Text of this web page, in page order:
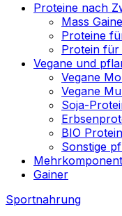
Proteine nach
Mass
Proteine
Protein für
Vegane und
Vegane
Vegane
Soja-
BIO
Sonstige
Gainer
Sportnahrung